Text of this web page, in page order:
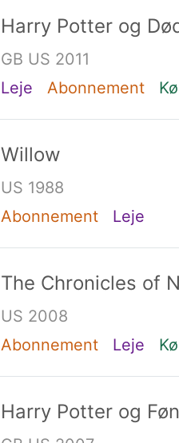
Harry Potter og
GB US 2011
Leje
Abonnement
Willow
US 1988
Abonnement
Leje
The Chronicles of
US 2008
Abonnement
Leje
Harry Potter og